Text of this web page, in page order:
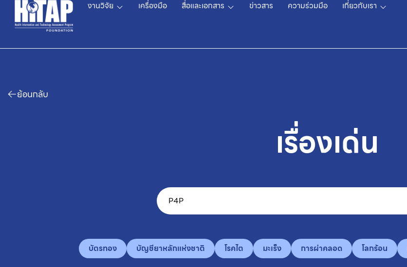
งานวิจัย เครื่องมือ สื่อและเอกสาร ข่าวสาร ความร่วมมือ เกี่ยวกับเรา
ย้อนกลับ
เรื่องเด่น
บัตรทอง บัญชียาหลักแห่งชาติ โรคไต มะเร็ง การผ่าคลอด โลกร้อน